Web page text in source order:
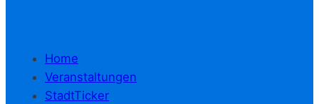
Home
Veranstaltungen
StadtTicker